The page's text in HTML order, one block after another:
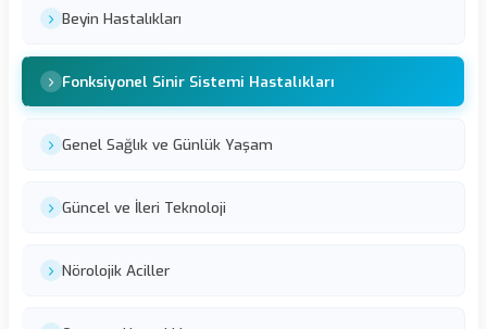
Beyin Hastalıkları
Fonksiyonel Sinir Sistemi Hastalıkları
Genel Sağlık ve Günlük Yaşam
Güncel ve İleri Teknoloji
Nörolojik Aciller